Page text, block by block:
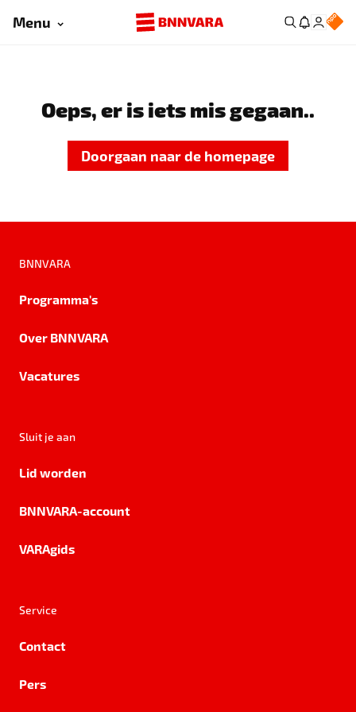
Menu
Oeps, er is iets mis gegaan..
Doorgaan naar de homepage
BNNVARA
Programma's
Over BNNVARA
Vacatures
Sluit je aan
Lid worden
BNNVARA-account
VARAgids
Service
Contact
Pers